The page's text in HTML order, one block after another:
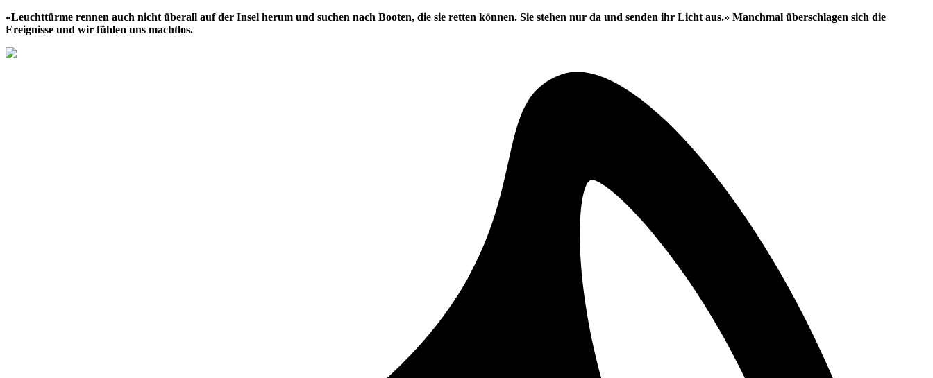
«Leuchttürme rennen auch nicht überall auf der Insel herum und suchen nach Booten, die sie retten können. Sie stehen nur da und senden ihr Licht aus.» Manchmal überschlagen sich die
Ereignisse und wir fühlen uns machtlos.